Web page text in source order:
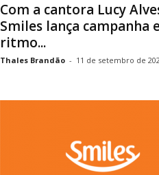
Com a cantora Lucy
Smiles lança campanha
ritmo...
Thales Brandão - 11 de setembro de